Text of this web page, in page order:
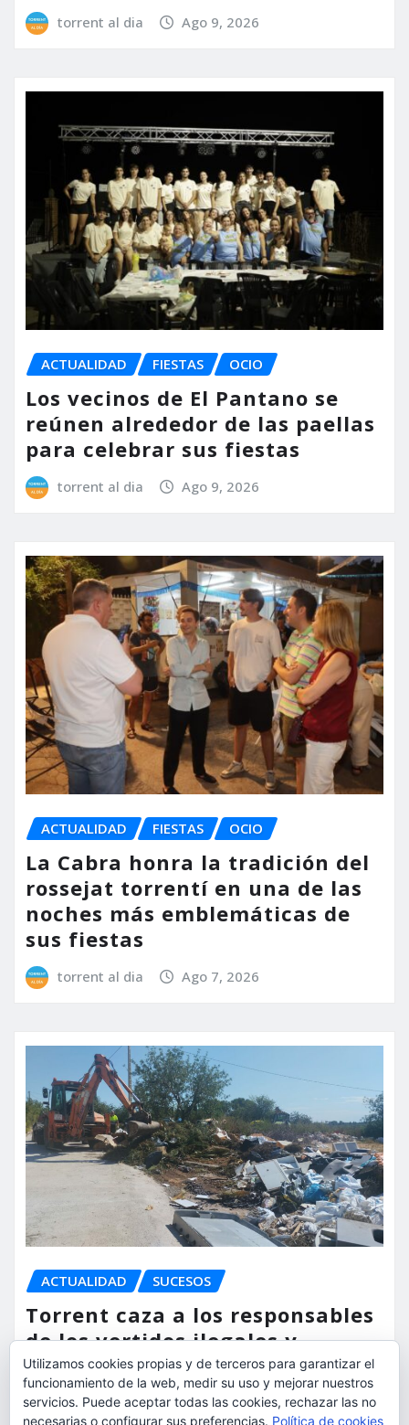
torrent al dia Ago 9, 2026
ACTUALIDAD FIESTAS OCIO
Los vecinos de El Pantano se
reúnen alrededor de las paellas
para celebrar sus fiestas
torrent al dia Ago 9, 2026
ACTUALIDAD FIESTAS OCIO
La Cabra honra la tradición del
rossejat torrentí en una de las
noches más emblemáticas de
sus fiestas
torrent al dia Ago 7, 2026
ACTUALIDAD SUCESOS
Torrent caza a los responsables
de los vertidos ilegales y
endurece las sanciones
torrent al dia Ago 7, 2026
Utilizamos cookies propias y de terceros para garantizar el
funcionamiento de la web, medir su uso y mejorar nuestros
servicios. Puede aceptar todas las cookies, rechazar las no
necesarias o configurar sus preferencias. Política de cookies